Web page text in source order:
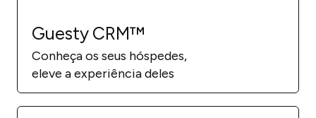
Guesty CRM™
Conheça os seus hóspedes,
eleve a experiência deles